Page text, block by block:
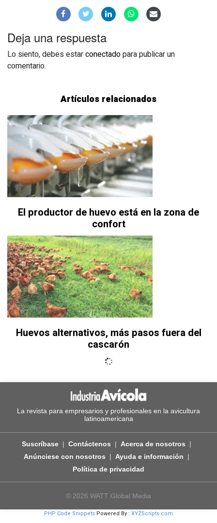
Deja una respuesta
Lo siento, debes estarconectadopara publicar un
comentario.
Artículos relacionados
El productor de huevo está en la zona de
confort
Huevos alternativos, más pasos fuera del
cascarón
La revista para empresarios y profesionales en la avicultura
latinoamericana
Suscríbase Contáctenos
Acerca de nosotros
Anúnciese con nosotros
Ayuda e información
Política de privacidad
© 2026 WATT Global Media
PHP Code Snippets Powered By : XYZScripts.com